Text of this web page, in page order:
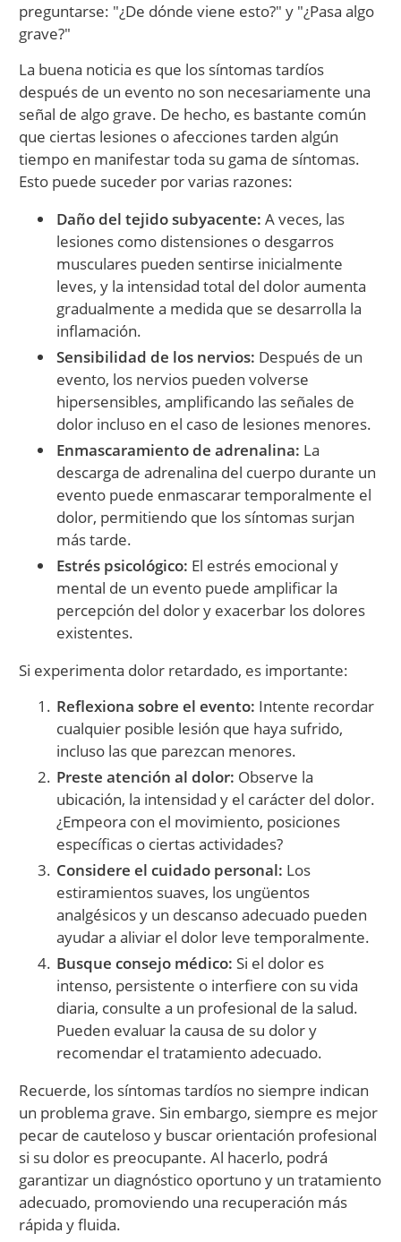
preguntarse: "¿De dónde viene esto?" y "¿Pasa algo
grave?"
La buena noticia es que los síntomas tardíos
después de un evento no son necesariamente una
señal de algo grave. De hecho, es bastante común
que ciertas lesiones o afecciones tarden algún
tiempo en manifestar toda su gama de síntomas.
Esto puede suceder por varias razones:
Daño del tejido subyacente: A veces, las
lesiones como distensiones o desgarros
musculares pueden sentirse inicialmente
leves, y la intensidad total del dolor aumenta
gradualmente a medida que se desarrolla la
inflamación.
Sensibilidad de los nervios: Después de un
evento, los nervios pueden volverse
hipersensibles, amplificando las señales de
dolor incluso en el caso de lesiones menores.
Enmascaramiento de adrenalina: La
descarga de adrenalina del cuerpo durante un
evento puede enmascarar temporalmente el
dolor, permitiendo que los síntomas surjan
más tarde.
Estrés psicológico: El estrés emocional y
mental de un evento puede amplificar la
percepción del dolor y exacerbar los dolores
existentes.
Si experimenta dolor retardado, es importante:
Reflexiona sobre el evento: Intente recordar
cualquier posible lesión que haya sufrido,
incluso las que parezcan menores.
Preste atención al dolor: Observe la
ubicación, la intensidad y el carácter del dolor.
¿Empeora con el movimiento, posiciones
específicas o ciertas actividades?
Considere el cuidado personal: Los
estiramientos suaves, los ungüentos
analgésicos y un descanso adecuado pueden
ayudar a aliviar el dolor leve temporalmente.
Busque consejo médico: Si el dolor es
intenso, persistente o interfiere con su vida
diaria, consulte a un profesional de la salud.
Pueden evaluar la causa de su dolor y
recomendar el tratamiento adecuado.
Recuerde, los síntomas tardíos no siempre indican
un problema grave. Sin embargo, siempre es mejor
pecar de cauteloso y buscar orientación profesional
si su dolor es preocupante. Al hacerlo, podrá
garantizar un diagnóstico oportuno y un tratamiento
adecuado, promoviendo una recuperación más
rápida y fluida.